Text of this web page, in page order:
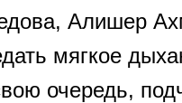
Алишер
мягкое
очередь,